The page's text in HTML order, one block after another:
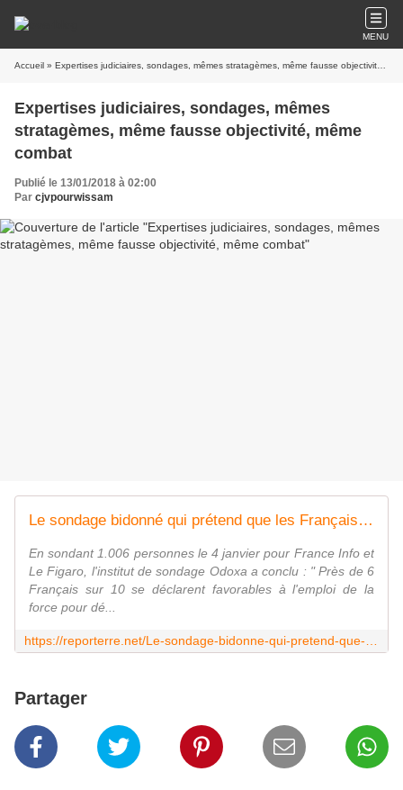
MENU
Accueil » Expertises judiciaires, sondages, mêmes stratagèmes, même fausse objectivité, même combat
Expertises judiciaires, sondages, mêmes
stratagèmes, même fausse objectivité, même
combat
Publié le 13/01/2018 à 02:00
Par cjvpourwissam
Le sondage bidonné qui prétend que les Français veulent l'évacuation de la Zad
En sondant 1.006 personnes le 4 janvier pour France Info et
Le Figaro, l'institut de sondage Odoxa a conclu : " Près de 6
Français sur 10 se déclarent favorables à l'emploi de la
force pour dé...
Partager